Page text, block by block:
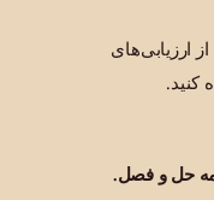
ارزیابی‌های
کنید.
حل و فصل.